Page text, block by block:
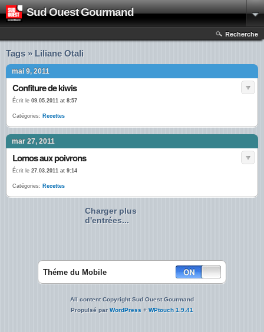
Sud Ouest Gourmand
Recherche
Tags » Liliane Otali
mai 9, 2011
Confiture de kiwis
Écrit le 09.05.2011 at 8:57
Catégories: Recettes
mar 27, 2011
Lomos aux poivrons
Écrit le 27.03.2011 at 9:14
Catégories: Recettes
Charger plus
d'entrées...
Théme du Mobile
All content Copyright Sud Ouest Gourmand
Propulsé parWordPress + WPtouch 1.9.41